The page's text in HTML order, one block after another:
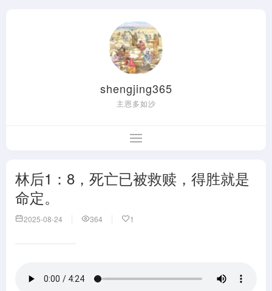
shengjing365
主恩多如沙
林后1：8，死亡已被救赎，得胜就是
命定。
2025-08-24 364 1